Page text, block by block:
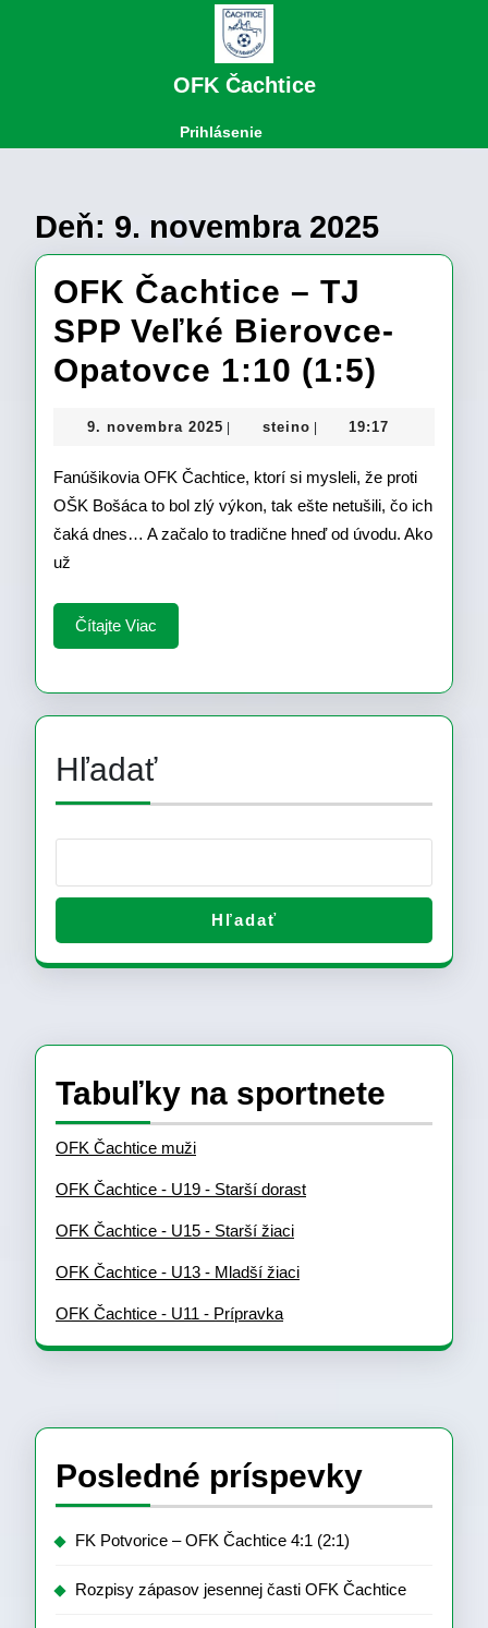
OFK Čachtice
PrihlásenieLogin
Button
Deň: 9. novembra 2025
OFK Čachtice – TJ
SPP Veľké Bierovce-
Opatovce 1:10 (1:5)
TJ
SPP
1:10
(1:5)
9. novembra 2025 9.
2025
steinosteino19:17
Fanúšikovia OFK Čachtice, ktorí si mysleli, že proti
OŠK Bošáca to bol zlý výkon, tak ešte netušili, čo ich
čaká dnes… A začalo to tradične hneď od úvodu. Ako
už
Čítajte Viac
Viac
Hľadať
Hľadať
Tabuľky na sportnete
OFK Čachtice muži
OFK Čachtice - U19 - Starší dorast
OFK Čachtice - U15 - Starší žiaci
OFK Čachtice - U13 - Mladší žiaci
OFK Čachtice - U11 - Prípravka
Posledné príspevky
FK Potvorice – OFK Čachtice 4:1 (2:1)
Rozpisy zápasov jesennej časti OFK Čachtice